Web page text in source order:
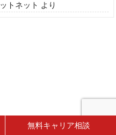
無料キャリア相談
トネット より